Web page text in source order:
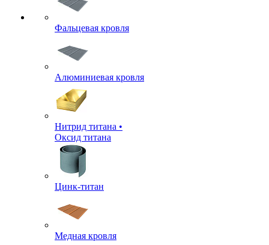
Фальцевая кровля
Алюминиевая кровля
Нитрид титана •
Оксид титана
Цинк-титан
Медная кровля